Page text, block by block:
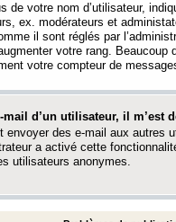
de votre nom d’utilisateur,
ex. modérateurs et
il sont réglés par
votre rang.
votre compteur de
d’un utilisateur, il m’est
des e-mail aux autres
a activé cette
utilisateurs anonymes.